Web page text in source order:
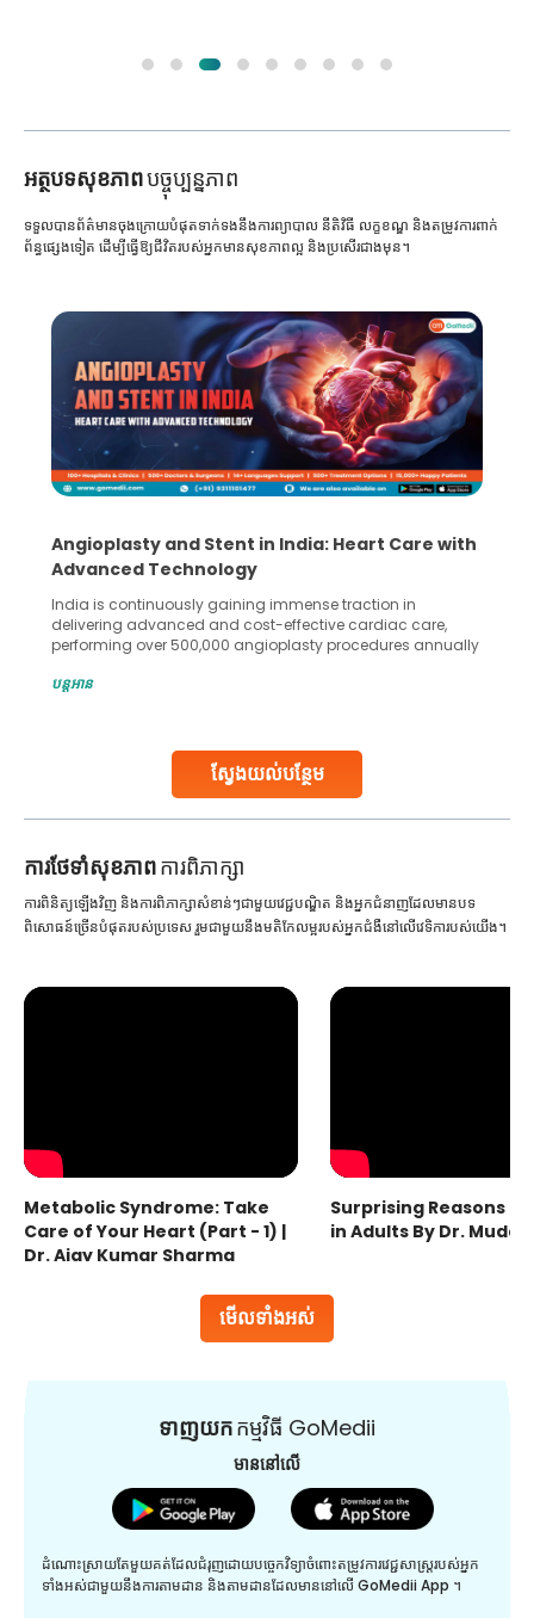
អត្ថបទសុខភាពបច្ចុប្បន្នភាព
ស្វែងយល់បន្ថែម
ទទួលបានព័ត៌មានចុងក្រោយបំផុតទាក់ទងនឹងការព្យាបាល នីតិវិធី លក្ខខណ្ឌ និងតម្រូវការពាក់
ព័ន្ធផ្សេងទៀត ដើម្បីធ្វើឱ្យជីវិតរបស់អ្នកមានសុខភាពល្អ និងប្រសើរជាងមុន។
5 Essential Steps for Effective Human Sperm
Collection and Processing Methods
Human sperm collection and processing are critical steps
in advanced reproductive techniques like In Vitro
Fertilization (IVF) and intrauterine insemination (IUI). These
challenges and help couples achieve their dream of
collected, they process the
បន្តអាន
ការ​ថែទាំ​សុខភាពការពិភាក្សា
មើលទាំងអស់
ការពិនិត្យឡើងវិញ និងការពិភាក្សាសំខាន់ៗជាមួយវេជ្ជបណ្ឌិត និងអ្នកជំនាញដែលមានបទ
ពិសោធន៍ច្រើនបំផុតរបស់ប្រទេស រួមជាមួយនឹងមតិកែលម្អរបស់អ្នកជំងឺនៅលើវេទិការបស់យើង។
Metabolic Syndrome: Take
Care of Your Heart (Part - 1) |
Dr. Ajay Kumar Sharma
Surprising Reasons
in Adults By Dr.
ទាញយកកម្មវិធី GoMedii
មាននៅលើ
ដំណោះស្រាយតែមួយគត់ដែលជំរុញដោយបច្ចេកវិទ្យាចំពោះតម្រូវការវេជ្ជសាស្រ្តរបស់អ្នក
ទាំងអស់ជាមួយនឹងការតាមដាន និងតាមដានដែលមាននៅលើ GoMedii App ។